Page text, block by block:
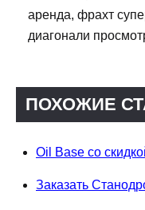
аренда, фрахт
диагонали
ПОХОЖИЕ
Oil Base со
Заказать